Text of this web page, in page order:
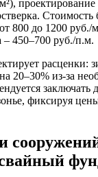
Стоимость
800 до 1200 руб./
– 450–700 руб./п.м.
расценки:
20–30% из-за
заключать
фиксируя